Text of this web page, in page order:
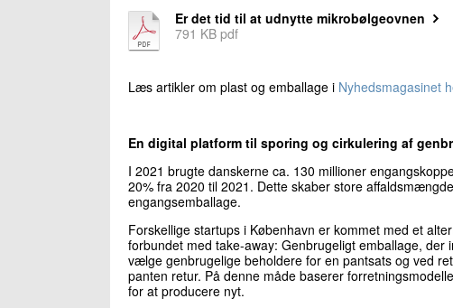
Er det tid til at udnytte mikrobølgeovnen
791 KB pdf
Læs artikler om plast og emballage i Nyhedsmagasinet
En digital platform til sporing og cirkulering af
I 2021 brugte danskerne ca. 130 millioner
20% fra 2020 til 2021. Dette skaber store
engangsemballage.
Forskellige startups i København er kommet med et
forbundet med take-away: Genbrugeligt emballage,
vælge genbrugelige beholdere for en pantsats og ved
panten retur. På denne måde baserer
for at producere nyt.